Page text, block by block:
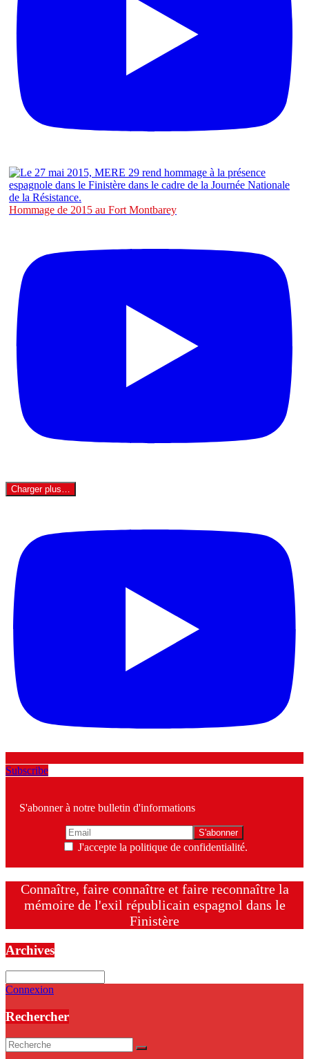
Hommage de 2015 au Fort Montbarey
Charger plus…
Subscribe
S'abonner à notre bulletin d'informations
J'accepte la politique de confidentialité.
Connaître, faire connaître et faire reconnaître la
mémoire de l'exil républicain espagnol dans le
Finistère
Archives
Connexion
Rechercher